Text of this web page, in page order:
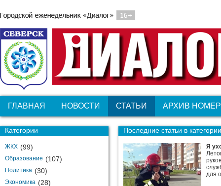
ГЛАВНАЯ НОВОСТИ СТАТЬИ АРХИВ
Категории
ЖКХ (99)
Образование (107)
Политика (30)
Экономика (28)
Последние статьи в
Я
для